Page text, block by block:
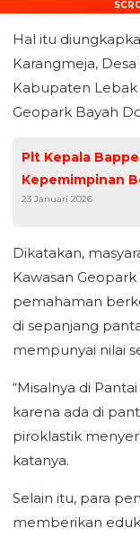
Hal itu
Karangmeja,
Kabupaten Lebak
Geopark Bayah
Plt Kepala
Kepemimpinan
Siswa Sekolah
23 Januari 2026
Dikatakan,
Kawasan
pemahaman
di sepanjang
mempunyai nilai
“Misalnya di
karena ada di
piroklastik
katanya.
Selain itu, para
memberikan